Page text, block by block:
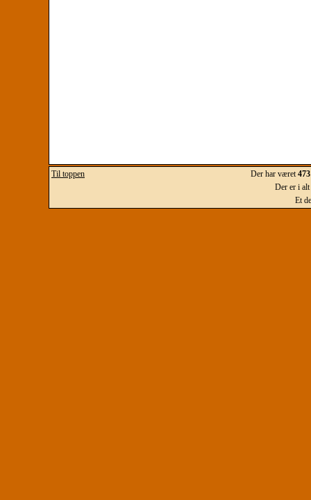
Til toppen Der har været
Der er i alt
Et